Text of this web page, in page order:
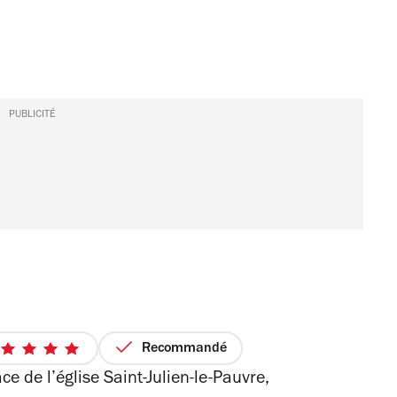
PUBLICITÉ
5
sur
Recommandé
de l’église Saint-Julien-le-Pauvre,